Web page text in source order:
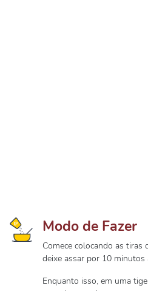
Modo de Fazer
Comece colocando as tiras
deixe assar por 10 minutos
Enquanto isso, em uma